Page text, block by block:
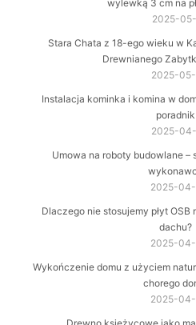
wylewką 3 cm na
2025-
Stara Chata z 18-ego wieku w
Drewnianego
2025-
Instalacja kominka i komina w
poradnik
2025-
Umowa na roboty budowlane –
2025-
Dlaczego nie stosujemy płyt
dachu?
2025-
Wykończenie domu z użyciem
chorego
2025-